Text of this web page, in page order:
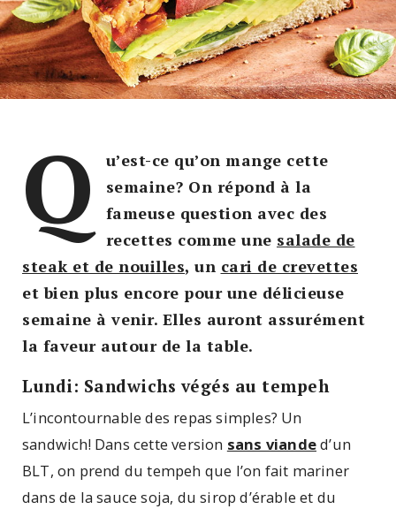
Q
u’est-ce qu’on mange cette
semaine? On répond à la
fameuse question avec des
recettes comme une salade de
steak et de nouilles, un cari de crevettes
et bien plus encore pour une délicieuse
semaine à venir. Elles auront assurément
la faveur autour de la table.
Lundi: Sandwichs végés au tempeh
L’incontournable des repas simples? Un
sandwich! Dans cette version sans vianded’un
BLT, on prend du tempeh que l’on fait mariner
dans de la sauce soja, du sirop d’érable et du